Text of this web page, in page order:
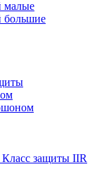
малые
большие
защиты IIR